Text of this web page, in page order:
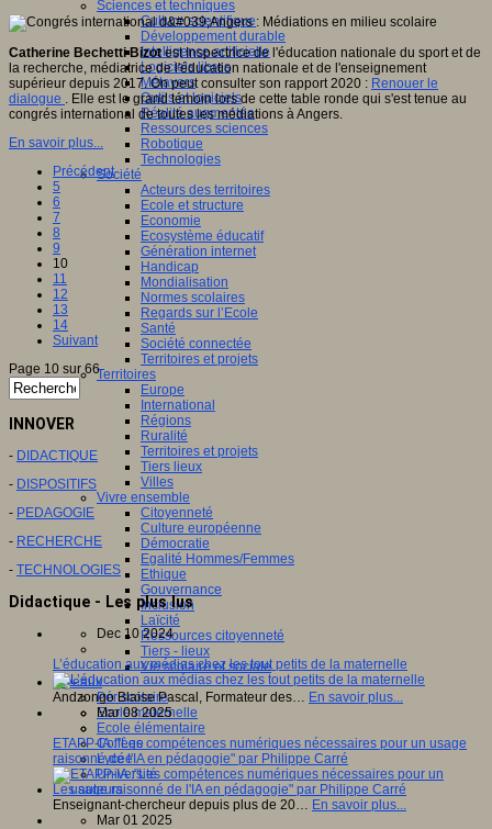
Sciences et techniques
Culture scientifique
Développement durable
Intelligence artificielle
Logiciels libres
Métavers
Outils et logiciels
Réalité augmentée
Ressources sciences
Robotique
Technologies
Société
Acteurs des territoires
Ecole et structure
Economie
Ecosystème éducatif
Génération internet
Handicap
Mondialisation
Normes scolaires
Regards sur l’Ecole
Santé
Société connectée
Territoires et projets
Territoires
Europe
International
Régions
Ruralité
Territoires et projets
Tiers lieux
Villes
Vivre ensemble
Citoyenneté
Culture européenne
Démocratie
Egalité Hommes/Femmes
Ethique
Gouvernance
Inclusion
Laïcité
Ressources citoyenneté
Tiers - lieux
Vie scolaire et sociale
Niveaux
Périscolaire
Ecole maternelle
Ecole élémentaire
Collège
Lycée
Université
Les auteurs
Catherine Bechetti Bizot est Inspectrice de l'éducation nationale du sport et de
la recherche, médiatrice de l'éducation nationale et de l'enseignement
supérieur depuis 2017. On peut consulter son rapport 2020 : Renouer le
dialogue
. Elle est le grand témoin lors de cette table ronde qui s'est tenue au
congrés international de toutes les médiations à Angers.
En savoir plus...
Précédent
5
6
7
8
9
10
11
12
13
14
Suivant
Page 10 sur 66
INNOVER
- DIDACTIQUE
- DISPOSITIFS
- PEDAGOGIE
- RECHERCHE
- TECHNOLOGIES
Didactique - Les plus lus
Dec 10 2024
L’éducation aux médias chez les tout petits de la maternelle
Andzongo Blaise Pascal, Formateur des… En savoir plus...
Mar 08 2025
ETAPP-IA :"Les compétences numériques nécessaires pour un usage
raisonné de l'IA en pédagogie" par Philippe Carré
Enseignant-chercheur depuis plus de 20… En savoir plus...
Mar 01 2025